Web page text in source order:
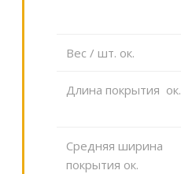
Вес / шт. ок.
Длина покрытия ок.
Средняя ширина
покрытия ок.